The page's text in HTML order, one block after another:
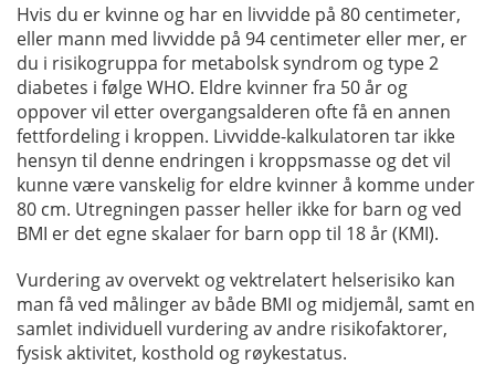
Hvis du er kvinne og har en livvidde på 80 centimeter,
eller mann med livvidde på 94 centimeter eller mer, er
du i risikogruppa for metabolsk syndrom og type 2
diabetes i følge WHO. Eldre kvinner fra 50 år og
oppover vil etter overgangsalderen ofte få en annen
fettfordeling i kroppen. Livvidde-kalkulatoren tar ikke
hensyn til denne endringen i kroppsmasse og det vil
kunne være vanskelig for eldre kvinner å komme under
80 cm. Utregningen passer heller ikke for barn og ved
BMI er det egne skalaer for barn opp til 18 år (KMI).
Vurdering av overvekt og vektrelatert helserisiko kan
man få ved målinger av både BMI og midjemål, samt en
samlet individuell vurdering av andre risikofaktorer,
fysisk aktivitet, kosthold og røykestatus.